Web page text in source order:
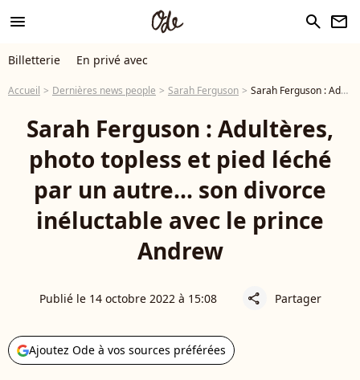
menu search newsletter
Billetterie En privé avec
Accueil Dernières news people Sarah Ferguson Sarah Ferguson : Adultères, photo topless et pied léché par un autre... son divorce inéluctable avec le prince Andrew
Sarah Ferguson : Adultères,
photo topless et pied léché
par un autre... son divorce
inéluctable avec le prince
Andrew
Publié le 14 octobre 2022 à 15:08 share Partager
Ajoutez Ode à vos sources préférées